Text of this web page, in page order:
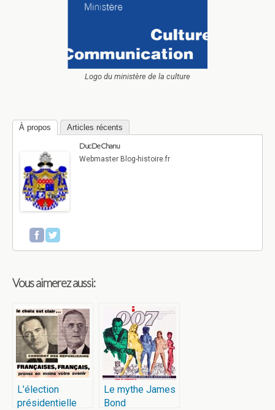
Logo du ministère de la culture
À propos
Articles récents
Duc De Chanu
Webmaster Blog-histoire.fr
Vous aimerez aussi:
L’élection
présidentielle
Le mythe James
Bond